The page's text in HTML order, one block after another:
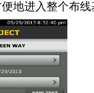
地进入整个布